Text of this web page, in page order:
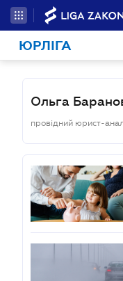
ЮРЛІГА
Ольга
провідний юрист-